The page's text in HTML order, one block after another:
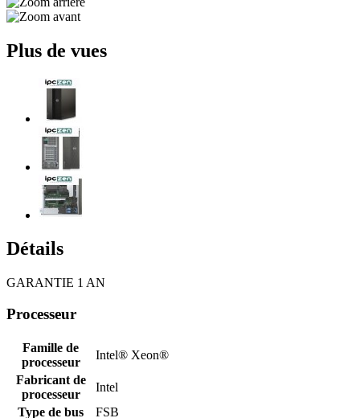
Plus de vues
Détails
GARANTIE 1 AN
Processeur
Famille de
processeur
Intel® Xeon®
Fabricant de
processeur
Intel
Type de bus
FSB